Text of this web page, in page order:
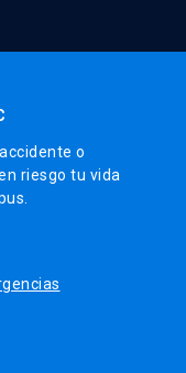
o
riesgo tu vida